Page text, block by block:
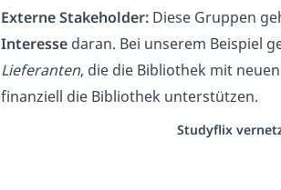
Externe Stakeholder: Diese Gruppen
Interesse daran. Bei unserem Beispiel
Lieferanten, die die Bibliothek mit
finanziell die Bibliothek unterstützen.
Studyflix